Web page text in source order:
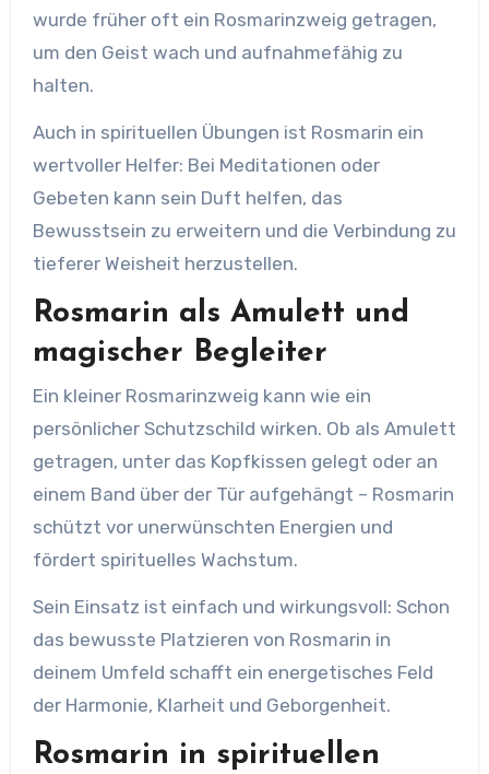
wurde früher oft ein Rosmarinzweig getragen,
um den Geist wach und aufnahmefähig zu
halten.
Auch in spirituellen Übungen ist Rosmarin ein
wertvoller Helfer: Bei Meditationen oder
Gebeten kann sein Duft helfen, das
Bewusstsein zu erweitern und die Verbindung zu
tieferer Weisheit herzustellen.
Rosmarin als Amulett und
magischer Begleiter
Ein kleiner Rosmarinzweig kann wie ein
persönlicher Schutzschild wirken. Ob als Amulett
getragen, unter das Kopfkissen gelegt oder an
einem Band über der Tür aufgehängt – Rosmarin
schützt vor unerwünschten Energien und
fördert spirituelles Wachstum.
Sein Einsatz ist einfach und wirkungsvoll: Schon
das bewusste Platzieren von Rosmarin in
deinem Umfeld schafft ein energetisches Feld
der Harmonie, Klarheit und Geborgenheit.
Rosmarin in spirituellen